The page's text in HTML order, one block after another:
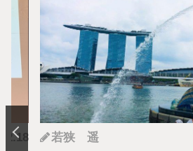
2019.05.22